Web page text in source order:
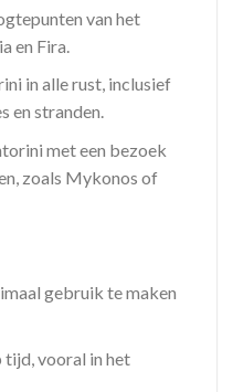
van het
en Fira.
in alle rust, inclusief
en stranden.
met een bezoek
zoals Mykonos of
gebruik te maken
vooral in het